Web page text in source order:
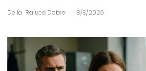
De la Raluca Dobre . 8/3/2026